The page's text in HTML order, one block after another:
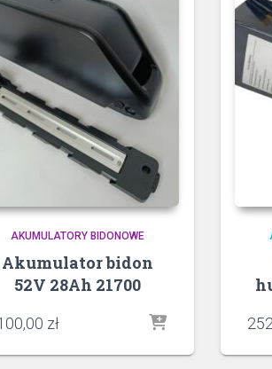
AKUMULATORY BIDONOWE
Akumulator bidon
52V 28Ah 21700
zł